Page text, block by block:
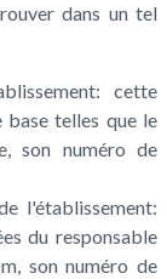
dans un tel
cette
base telles que le
son numéro de
l'établissement:
du responsable
son numéro de